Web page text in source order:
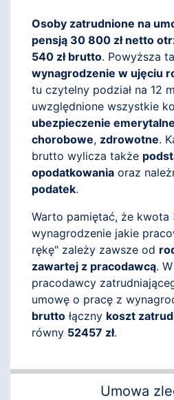
Umowa
Osoby zatrudnione na
pensją 30 800 zł netto
540 zł brutto. Powyższa
wynagrodzenie w ujęciu
tu czytelny podział na 12
uwzględnione wszystkie
ubezpieczenie emerytalne
chorobowe, zdrowotne.
brutto wylicza także
opodatkowania oraz
podatek.
Warto pamiętać, że
wynagrodzenie jakie
rękę" zależy zawsze od
zawartej z pracodawcą.
pracodawcy
umowę o pracę z
brutto łączny koszt
równy 52457 zł.